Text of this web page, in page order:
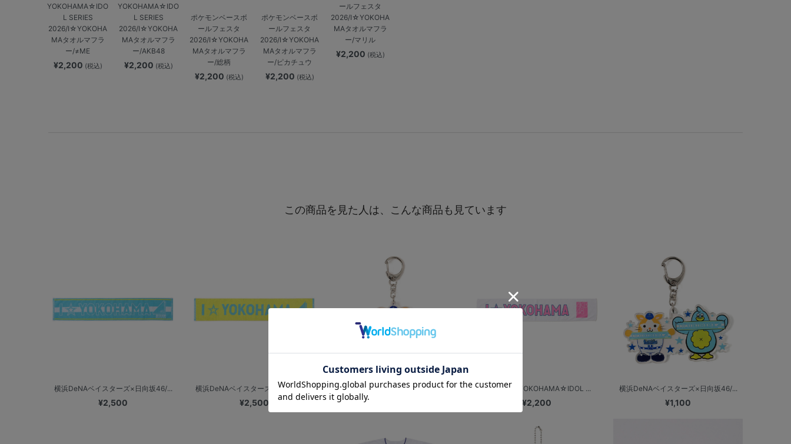
YOKOHAMA☆IDO
L SERIES
2026/I☆YOKOHA
MAタオルマフラ
ー/≠ME
¥2,200 (税込)
YOKOHAMA☆IDO
L SERIES
2026/I☆YOKOHA
MAタオルマフラ
ー/AKB48
¥2,200 (税込)
ポケモンベースボ
ールフェスタ
2026/I☆YOKOHA
MAタオルマフラ
ー/総柄
¥2,200 (税込)
ポケモンベースボ
ールフェスタ
2026/I☆YOKOHA
MAタオルマフラ
ー/ピカチュウ
¥2,200 (税込)
ールフェスタ
2026/I☆YOKOHA
MAタオルマフラ
ー/マリル
¥2,200 (税込)
この商品を見た人は、こんな商品も見ています
横浜DeNAベイスターズ×日向坂46/...
¥2,500
横浜DeNAベイスターズ×日向坂46/...
¥2,500
推せ推せ！YOKOHAMA☆IDOL ... 推せ推せ！YOKOHAMA☆IDOL ...
¥2,200
横浜DeNAベイスターズ×日向坂46/...
¥1,100